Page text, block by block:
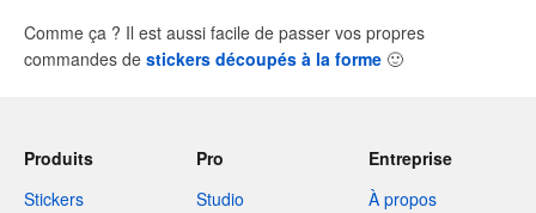
Comme ça ? Il est aussi facile de passer vos propres
commandes de stickers découpés à la forme 🙂
Produits
Stickers
Pro
Studio
Entreprise
À propos